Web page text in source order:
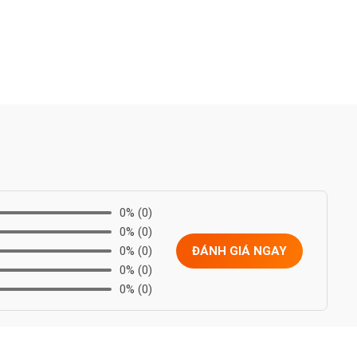
0% (0)
0% (0)
0% (0)
0% (0)
0% (0)
ĐÁNH GIÁ NGAY